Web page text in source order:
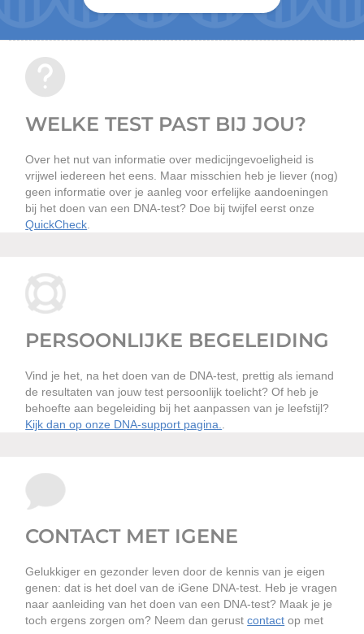
WELKE TEST PAST BIJ JOU?
Over het nut van informatie over medicijngevoeligheid is
vrijwel iedereen het eens. Maar misschien heb je liever (nog)
geen informatie over je aanleg voor erfelijke aandoeningen
bij het doen van een DNA-test? Doe bij twijfel eerst onze
QuickCheck
PERSOONLIJKE BEGELEIDING
Vind je het, na het doen van de DNA-test, prettig als iemand
de resultaten van jouw test persoonlijk toelicht? Of heb je
behoefte aan begeleiding bij het aanpassen van je leefstijl?
Kijk dan op onze DNA-support pagina.
CONTACT MET IGENE
Gelukkiger en gezonder leven door de kennis van je eigen
genen: dat is het doel van de iGene DNA-test. Heb je vragen
naar aanleiding van het doen van een DNA-test? Maak je je
toch ergens zorgen om? Neem dan gerustcontact op met